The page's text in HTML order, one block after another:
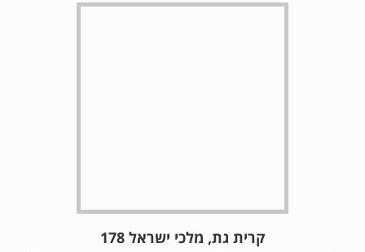
קרית גת, מלכי ישראל 178